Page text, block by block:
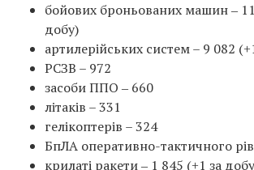
бойових броньованих машин ‒
добу)
артилерійських систем – 9 082
РСЗВ – 972
засоби ППО ‒ 660
літаків – 331
гелікоптерів – 324
БпЛА оперативно-тактичного
крилаті ракети ‒ 1 845 (+1 за